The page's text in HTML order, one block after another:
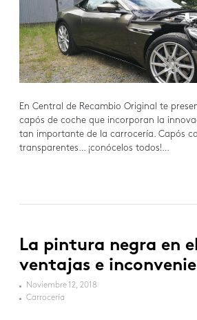
En Central de Recambio Original te
capós de coche que incorporan la
tan importante de la carrocería. Capós
transparentes… ¡conócelos todos!…
La pintura negra en
ventajas e
Noviembre 12, 2018
Carrocería